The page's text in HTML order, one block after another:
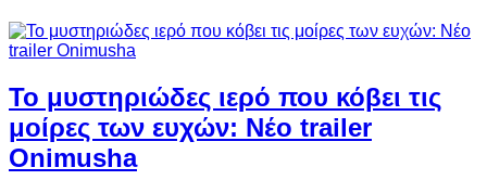
Το μυστηριώδες ιερό που κόβει τις
μοίρες των ευχών: Νέο trailer
Onimusha